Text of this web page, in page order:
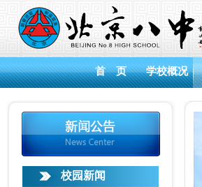
首 页 学校概况
校园新闻